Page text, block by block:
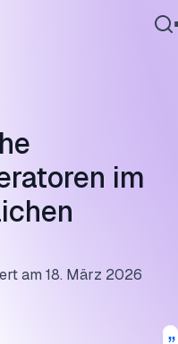
im
am 18. März 2026
Dokumente